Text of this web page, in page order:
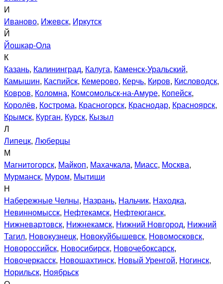
И
Иваново, Ижевск, Иркутск
Й
Йошкар-Ола
К
Казань, Калининград, Калуга, Каменск-Уральский,
Камышин, Каспийск, Кемерово, Керчь, Киров, Кисловодск,
Ковров, Коломна, Комсомольск-на-Амуре, Копейск,
Королёв, Кострома, Красногорск, Краснодар, Красноярск,
Крымск, Курган, Курск, Кызыл
Л
Липецк, Люберцы
М
Магнитогорск, Майкоп, Махачкала, Миасс, Москва,
Мурманск, Муром, Мытищи
Н
Набережные Челны, Назрань, Нальчик, Находка,
Невинномысск, Нефтекамск, Нефтеюганск,
Нижневартовск, Нижнекамск, Нижний Новгород, Нижний
Тагил, Новокузнецк, Новокуйбышевск, Новомосковск,
Новороссийск, Новосибирск, Новочебоксарск,
Новочеркасск, Новошахтинск, Новый Уренгой, Ногинск,
Норильск, Ноябрьск